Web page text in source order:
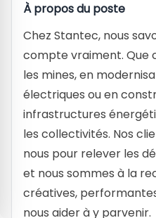
À propos du poste
Chez Stantec, nous
compte vraiment. Que
les mines, en
électriques ou en
infrastructures
les collectivités. Nos
nous pour relever les
et nous sommes à la
créatives,
nous aider à y parvenir.